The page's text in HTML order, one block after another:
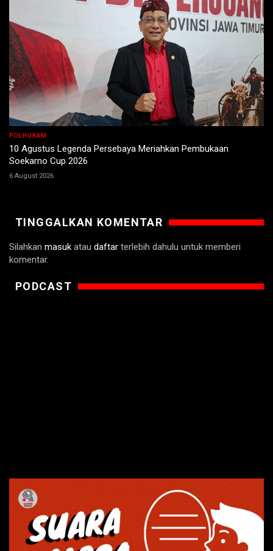
POLHUKAM
10 Agustus Legenda Persebaya Meriahkan Pembukaan
Soekarno Cup 2026
6 August 2026
TINGGALKAN KOMENTAR
Silahkan masuk atau daftar terlebih dahulu untuk memberi
komentar.
PODCAST